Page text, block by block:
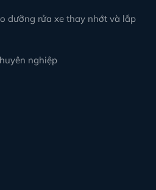
dưỡng rửa xe thay nhớt và lắp
nghiệp